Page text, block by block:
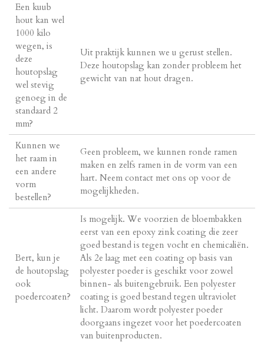
Een kuub
hout kan wel
1000 kilo
wegen, is
deze
houtopslag
wel stevig
genoeg in de
standaard 2
mm?
Uit praktijk kunnen we u gerust stellen.
Deze houtopslag kan zonder probleem het
gewicht van nat hout dragen.
Kunnen we
het raam in
een andere
vorm
bestellen?
Geen probleem, we kunnen ronde ramen
maken en zelfs ramen in de vorm van een
hart. Neem contact met ons op voor de
mogelijkheden.
Bert, kun je
de houtopslag
ook
poedercoaten?
Is mogelijk. We voorzien de bloembakken
eerst van een epoxy zink coating die zeer
goed bestand is tegen vocht en chemicaliën.
Als 2e laag met een coating op basis van
polyester poeder is geschikt voor zowel
binnen- als buitengebruik. Een polyester
coating is goed bestand tegen ultraviolet
licht. Daarom wordt polyester poeder
doorgaans ingezet voor het poedercoaten
van buitenproducten.